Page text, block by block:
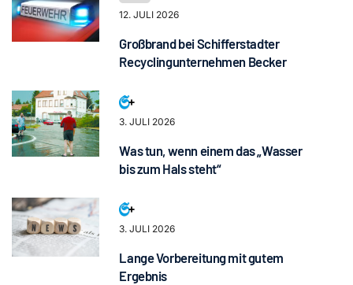
12. JULI 2026
Großbrand bei Schifferstadter
Recyclingunternehmen Becker
3. JULI 2026
Was tun, wenn einem das „Wasser
bis zum Hals steht“
3. JULI 2026
Lange Vorbereitung mit gutem
Ergebnis